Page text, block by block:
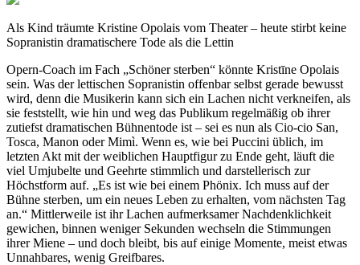
Als Kind träumte Kristine Opolais vom Theater – heute stirbt keine
Sopranistin dramatischere Tode als die Lettin
Opern-Coach im Fach „Schöner sterben“ könnte Kristīne Opolais
sein. Was der lettischen Sopranistin offenbar selbst gerade bewusst
wird, denn die Musikerin kann sich ein Lachen nicht verkneifen, als
sie feststellt, wie hin und weg das Publikum regelmäßig ob ihrer
zutiefst dramatischen Bühnentode ist – sei es nun als Cio-cio San,
Tosca, Manon oder Mimì. Wenn es, wie bei Puccini üblich, im
letzten Akt mit der weiblichen Hauptfigur zu Ende geht, läuft die
viel Umjubelte und Geehrte stimmlich und darstellerisch zur
Höchstform auf. „Es ist wie bei einem Phönix. Ich muss auf der
Bühne sterben, um ein neues Leben zu erhalten, vom nächsten Tag
an.“ Mittlerweile ist ihr Lachen aufmerksamer Nachdenklichkeit
gewichen, binnen weniger Sekunden wechseln die Stimmungen
ihrer Miene – und doch bleibt, bis auf einige Momente, meist etwas
Unnahbares, wenig Greifbares.